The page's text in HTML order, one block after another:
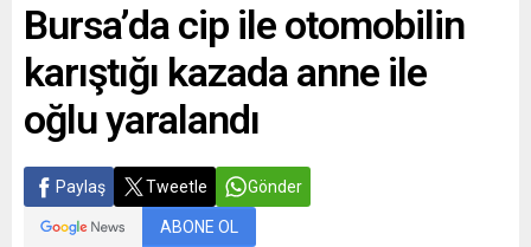
Bursa’da cip ile otomobilin
karıştığı kazada anne ile
oğlu yaralandı
Paylaş Tweetle Gönder
ABONE OL